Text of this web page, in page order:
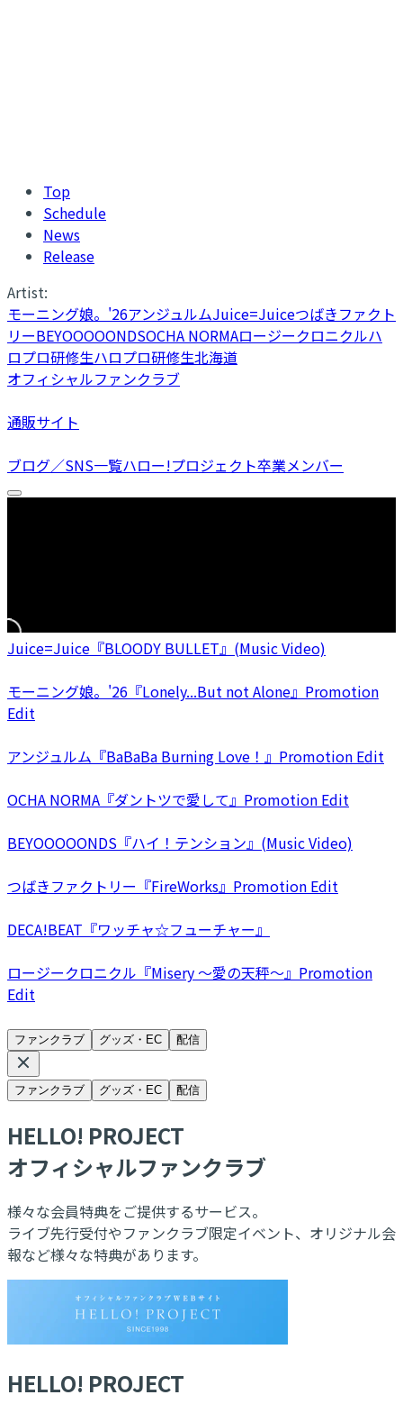
Top
Schedule
News
Release
Artist:
モーニング娘。'26アンジュルムJuice=Juiceつばきファクト
リーBEYOOOOONDSOCHA NORMAロージークロニクルハ
ロプロ研修生ハロプロ研修生北海道
オフィシャルファンクラブ
通販サイト
ブログ／SNS一覧ハロー!プロジェクト卒業メンバー
Juice=Juice『BLOODY BULLET』(Music Video)
モーニング娘。'26『Lonely...But not Alone』Promotion
Edit
アンジュルム『BaBaBa Burning Love！』Promotion Edit
OCHA NORMA『ダントツで愛して』Promotion Edit
BEYOOOOONDS『ハイ！テンション』(Music Video)
つばきファクトリー『FireWorks』Promotion Edit
DECA!BEAT『ワッチャ☆フューチャー』
ロージークロニクル『Misery ～愛の天秤～』Promotion
Edit
ファンクラブ グッズ・EC 配信
ファンクラブ グッズ・EC 配信
HELLO! PROJECT
オフィシャルファンクラブ
様々な会員特典をご提供するサービス。
ライブ先行受付やファンクラブ限定イベント、オリジナル会
報など様々な特典があります。
HELLO! PROJECT